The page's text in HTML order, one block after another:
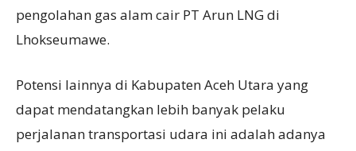
pengolahan gas alam cair PT Arun LNG di
Lhokseumawe.
Potensi lainnya di Kabupaten Aceh Utara yang
dapat mendatangkan lebih banyak pelaku
perjalanan transportasi udara ini adalah adanya